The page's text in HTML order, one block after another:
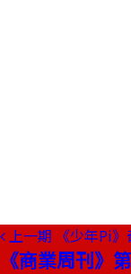
上一期 《少年Pi
《商業周刊》